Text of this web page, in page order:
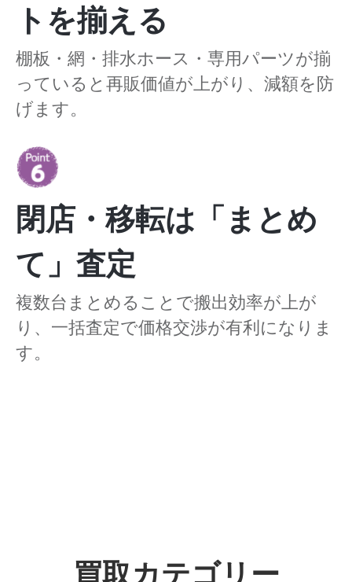
トを揃える
棚板・網・排水ホース・専用パーツが揃
っていると再販価値が上がり、減額を防
げます。
閉店・移転は「まとめ
て」査定
複数台まとめることで搬出効率が上が
り、一括査定で価格交渉が有利になりま
す。
買取カテゴリー